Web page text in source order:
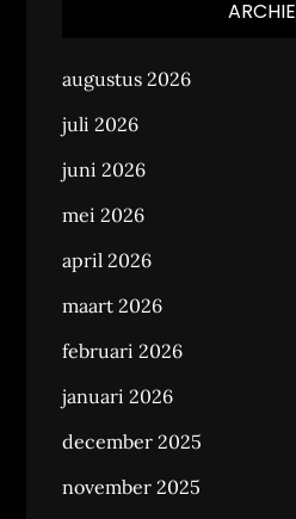
augustus 2026
juli 2026
juni 2026
mei 2026
april 2026
maart 2026
februari 2026
januari 2026
december 2025
november 2025